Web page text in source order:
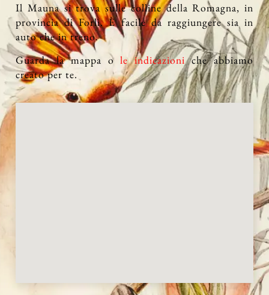
Il Mauna si trova sulle colline della Romagna, in
provincia di Forlì. È facile da raggiungere sia in
auto che in treno.
Guarda la mappa ole indicazioniche abbiamo
creato per te.